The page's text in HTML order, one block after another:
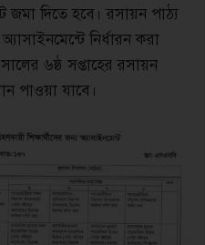
জমা দিতে হবে। রসায়ন পাঠ্য
নির্ধারন করা
৬ষ্ঠ সপ্তাহের রসায়ন
পাওয়া যাবে।